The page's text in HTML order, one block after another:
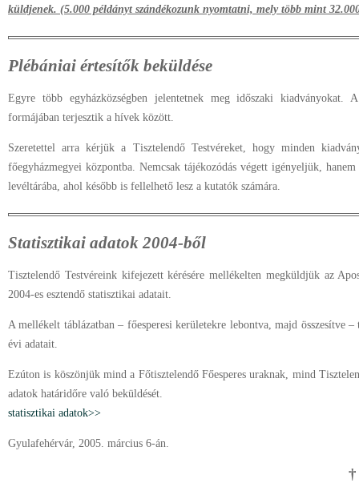
küldjenek. (5.000 példányt szándékozunk nyomtatni, mely több mint
Plébániai értesítők beküldése
Egyre több egyházközségben jelentetnek meg időszaki kiadványokat.
formájában terjesztik a hívek között.
Szeretettel arra kérjük a Tisztelendő Testvéreket, hogy minden
főegyházmegyei központba. Nemcsak tájékozódás végett igényeljük,
levéltárába, ahol később is fellelhető lesz a kutatók számára.
Statisztikai adatok 2004-ből
Tisztelendő Testvéreink kifejezett kérésére mellékelten megküldjük az
2004-es esztendő statisztikai adatait.
A mellékelt táblázatban – főesperesi kerületekre lebontva, majd összesítve
évi adatait.
Ezúton is köszönjük mind a Főtisztelendő Főesperes uraknak, mind
adatok határidőre való beküldését.
statisztikai adatok>>
Gyulafehérvár, 2005. március 6-án.